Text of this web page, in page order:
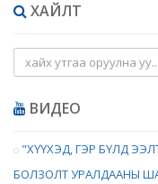
ХАЙЛТ
ВИДЕО
"ХҮҮХЭД, ГЭР БҮЛД
БОЛЗОЛТ УРАЛДААНЫ